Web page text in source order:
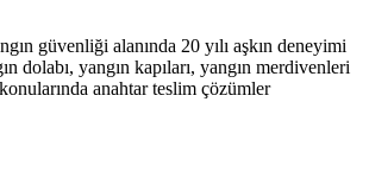
güvenliği alanında 20 yılı aşkın deneyimi
dolabı, yangın kapıları, yangın merdivenleri
anahtar teslim çözümler